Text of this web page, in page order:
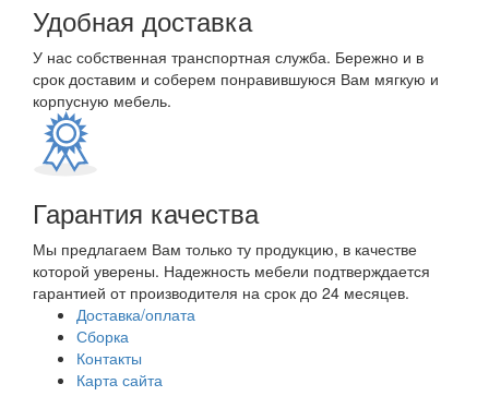
Удобная доставка
У нас собственная транспортная служба. Бережно и в
срок доставим и соберем понравившуюся Вам мягкую и
корпусную мебель.
Гарантия качества
Мы предлагаем Вам только ту продукцию, в качестве
которой уверены. Надежность мебели подтверждается
гарантией от производителя на срок до 24 месяцев.
Доставка/оплата
Сборка
Контакты
Карта сайта